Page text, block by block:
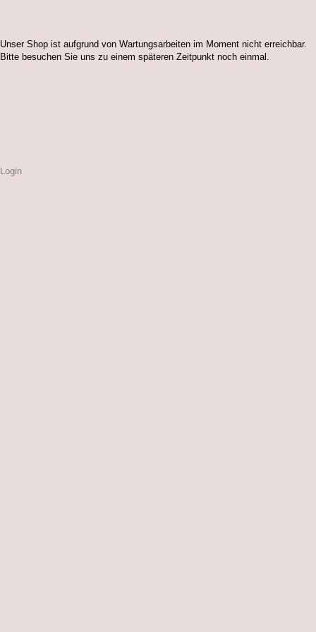
Unser Shop ist aufgrund von Wartungsarbeiten im Moment nicht erreichbar.
Bitte besuchen Sie uns zu einem späteren Zeitpunkt noch einmal.
Login